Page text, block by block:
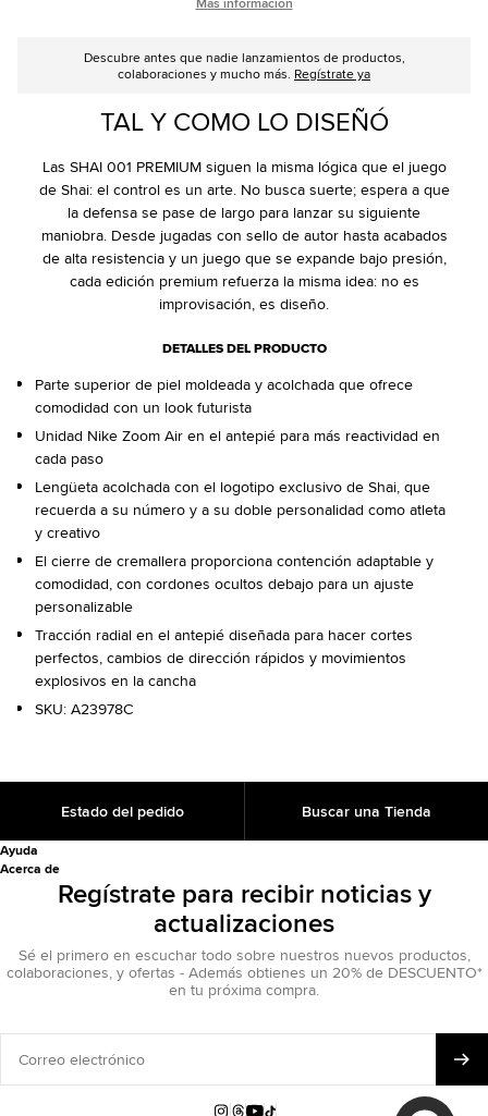
Descubre antes que nadie lanzamientos de productos,
colaboraciones y mucho más. Regístrate ya
TAL Y COMO LO DISEÑÓ
Las SHAI 001 PREMIUM siguen la misma lógica que el juego
de Shai: el control es un arte. No busca suerte; espera a que
la defensa se pase de largo para lanzar su siguiente
maniobra. Desde jugadas con sello de autor hasta acabados
de alta resistencia y un juego que se expande bajo presión,
cada edición premium refuerza la misma idea: no es
improvisación, es diseño.
DETALLES DEL PRODUCTO
Parte superior de piel moldeada y acolchada que ofrece
comodidad con un look futurista
Unidad Nike Zoom Air en el antepié para más reactividad en
cada paso
Lengüeta acolchada con el logotipo exclusivo de Shai, que
recuerda a su número y a su doble personalidad como atleta
y creativo
El cierre de cremallera proporciona contención adaptable y
comodidad, con cordones ocultos debajo para un ajuste
personalizable
Tracción radial en el antepié diseñada para hacer cortes
perfectos, cambios de dirección rápidos y movimientos
explosivos en la cancha
SKU: A23978C
Estado del pedido Buscar una Tienda
Ayuda
Acerca de
Regístrate para recibir noticias y
actualizaciones
Sé el primero en escuchar todo sobre nuestros nuevos productos,
colaboraciones, y ofertas - Además obtienes un 20% de DESCUENTO*
en tu próxima compra.
Correo
electrónico